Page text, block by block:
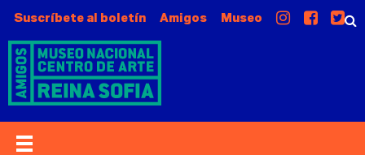
Suscríbete al boletín Amigos Museo